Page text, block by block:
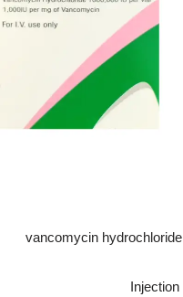
vancomycin hydrochloride
Injection